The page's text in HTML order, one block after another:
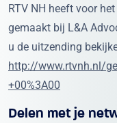
RTV NH heeft voor
gemaakt bij L&A
u de uitzending
http://www.rtvnh.nl/
+00%3A00
Delen met je